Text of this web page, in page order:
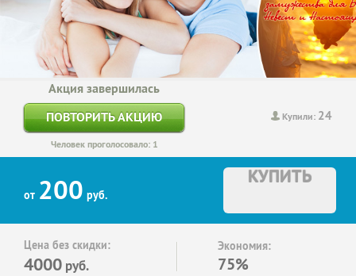
Купили: 24
Акция завершилась
ПОВТОРИТЬ АКЦИЮ
Человек проголосовало: 1
от 200 руб.
КУПИТЬ
Цена без скидки:
4000 руб.
Экономия:
75%